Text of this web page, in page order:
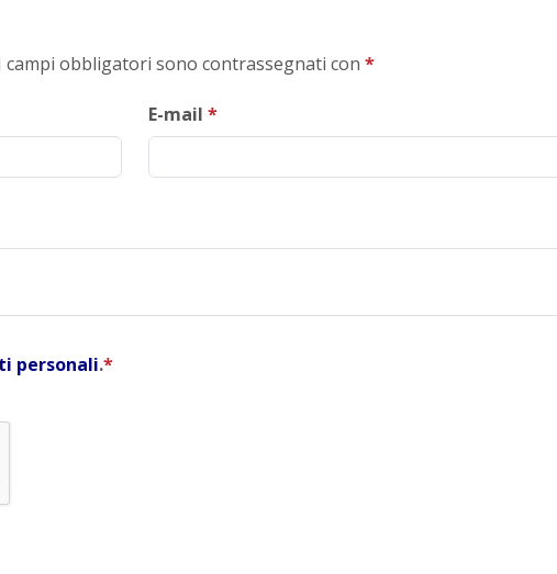
obbligatori sono contrassegnati con *
E-mail *
personali.*